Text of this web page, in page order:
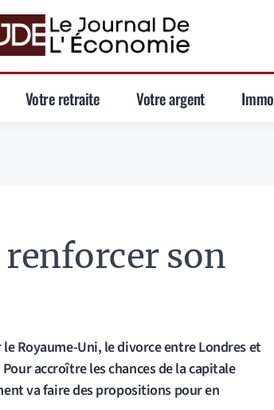
Votre retraite Votre argent Immo
son
Royaume-Uni, le divorce entre Londres et
accroître les chances de la capitale
va faire des propositions pour en